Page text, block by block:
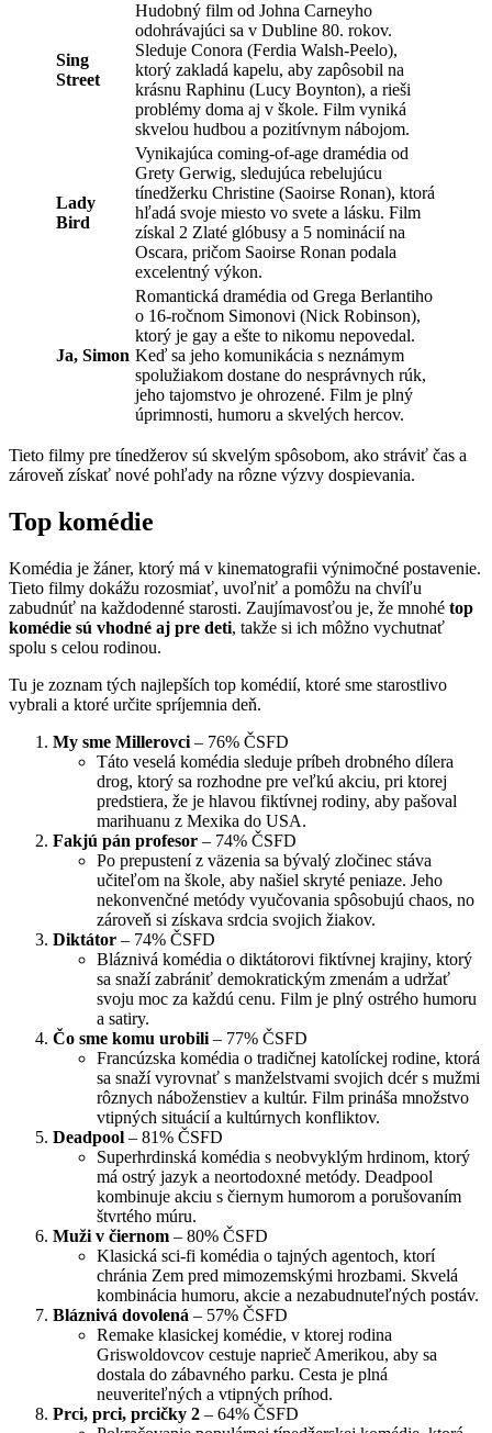
Sing
Street
Hudobný film od Johna Carneyho
odohrávajúci sa v Dubline 80. rokov.
Sleduje Conora (Ferdia Walsh-Peelo),
ktorý zakladá kapelu, aby zapôsobil na
krásnu Raphinu (Lucy Boynton), a rieši
problémy doma aj v škole. Film vyniká
skvelou hudbou a pozitívnym nábojom.
Lady
Bird
Vynikajúca coming-of-age dramédia od
Grety Gerwig, sledujúca rebelujúcu
tínedžerku Christine (Saoirse Ronan), ktorá
hľadá svoje miesto vo svete a lásku. Film
získal 2 Zlaté glóbusy a 5 nominácií na
Oscara, pričom Saoirse Ronan podala
excelentný výkon.
Ja, Simon
Romantická dramédia od Grega Berlantiho
o 16-ročnom Simonovi (Nick Robinson),
ktorý je gay a ešte to nikomu nepovedal.
Keď sa jeho komunikácia s neznámym
spolužiakom dostane do nesprávnych rúk,
jeho tajomstvo je ohrozené. Film je plný
úprimnosti, humoru a skvelých hercov.
Tieto filmy pre tínedžerov sú skvelým spôsobom, ako stráviť čas a
zároveň získať nové pohľady na rôzne výzvy dospievania.
Top komédie
Komédia je žáner, ktorý má v kinematografii výnimočné postavenie.
Tieto filmy dokážu rozosmiať, uvoľniť a pomôžu na chvíľu
zabudnúť na každodenné starosti. Zaujímavosťou je, že mnohé top
komédie sú vhodné aj pre deti, takže si ich môžno vychutnať
spolu s celou rodinou.
Tu je zoznam tých najlepších top komédií, ktoré sme starostlivo
vybrali a ktoré určite spríjemnia deň.
My sme Millerovci – 76% ČSFD
Táto veselá komédia sleduje príbeh drobného dílera
drog, ktorý sa rozhodne pre veľkú akciu, pri ktorej
predstiera, že je hlavou fiktívnej rodiny, aby pašoval
marihuanu z Mexika do USA.
Fakjú pán profesor – 74% ČSFD
Po prepustení z väzenia sa bývalý zločinec stáva
učiteľom na škole, aby našiel skryté peniaze. Jeho
nekonvenčné metódy vyučovania spôsobujú chaos, no
zároveň si získava srdcia svojich žiakov.
Diktátor – 74% ČSFD
Bláznivá komédia o diktátorovi fiktívnej krajiny, ktorý
sa snaží zabrániť demokratickým zmenám a udržať
svoju moc za každú cenu. Film je plný ostrého humoru
a satiry.
Čo sme komu urobili – 77% ČSFD
Francúzska komédia o tradičnej katolíckej rodine, ktorá
sa snaží vyrovnať s manželstvami svojich dcér s mužmi
rôznych náboženstiev a kultúr. Film prináša množstvo
vtipných situácií a kultúrnych konfliktov.
Deadpool – 81% ČSFD
Superhrdinská komédia s neobvyklým hrdinom, ktorý
má ostrý jazyk a neortodoxné metódy. Deadpool
kombinuje akciu s čiernym humorom a porušovaním
štvrtého múru.
Muži v čiernom – 80% ČSFD
Klasická sci-fi komédia o tajných agentoch, ktorí
chránia Zem pred mimozemskými hrozbami. Skvelá
kombinácia humoru, akcie a nezabudnuteľných postáv.
Bláznivá dovolená – 57% ČSFD
Remake klasickej komédie, v ktorej rodina
Griswoldovcov cestuje naprieč Amerikou, aby sa
dostala do zábavného parku. Cesta je plná
neuveriteľných a vtipných príhod.
Prci, prci, prcičky 2 – 64% ČSFD